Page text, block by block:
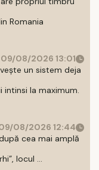
Romania
09/08/2026 13:01
un sistem deja
la maximum.
08/2026 12:44
cea mai amplă
locul ...